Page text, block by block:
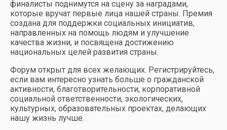
финалисты поднимутся на сцену за наградами,
которые вручат первые лица нашей страны. Премия
создана для поддержки социальных инициатив,
направленных на помощь людям и улучшение
качества жизни, и посвящена достижению
национальных целей развития страны.
Форум открыт для всех желающих. Регистрируйтесь,
если вам интересно узнать больше о гражданской
активности, благотворительности, корпоративной
социальной ответственности, экологических,
культурных, образовательных проектах, делающих
нашу жизнь лучше.